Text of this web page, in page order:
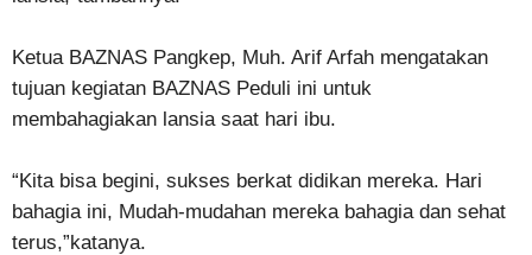
Ketua BAZNAS Pangkep, Muh. Arif Arfah mengatakan
tujuan kegiatan BAZNAS Peduli ini untuk
membahagiakan lansia saat hari ibu.
“Kita bisa begini, sukses berkat didikan mereka. Hari
bahagia ini, Mudah-mudahan mereka bahagia dan sehat
terus,”katanya.